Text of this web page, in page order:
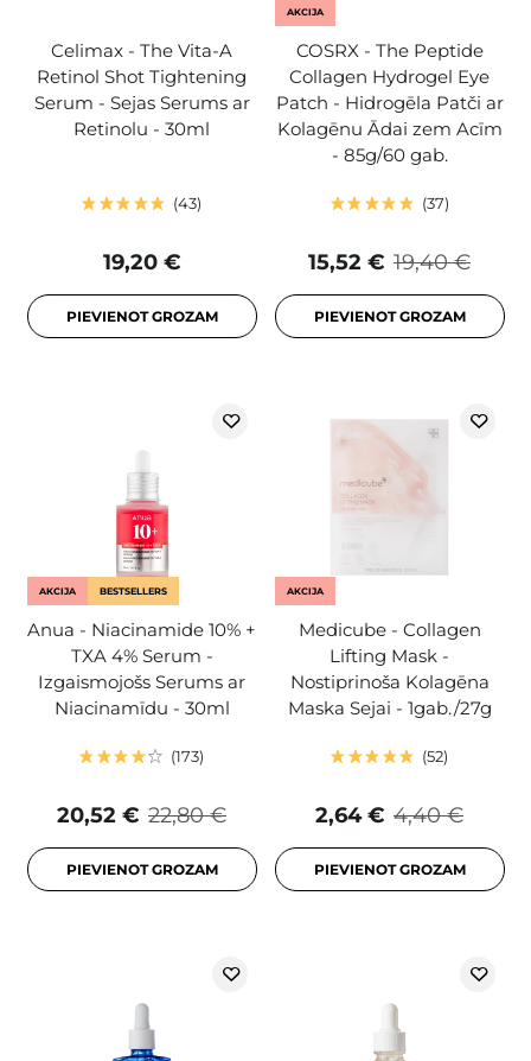
Celimax - The Vita-A
Retinol Shot Tightening
Serum - Sejas Serums ar
Retinolu - 30ml
43
19,20 €
PIEVIENOT GROZAM
AKCIJA
COSRX - The Peptide
Collagen Hydrogel Eye
Patch - Hidrogēla Patči ar
Kolagēnu Ādai zem Acīm
- 85g/60 gab.
37
19,40 €
15,52 €
PIEVIENOT GROZAM
AKCIJA BESTSELLERS
Anua - Niacinamide 10% +
TXA 4% Serum -
Izgaismojošs Serums ar
Niacinamīdu - 30ml
173
22,80 €
20,52 €
PIEVIENOT GROZAM
AKCIJA
Medicube - Collagen
Lifting Mask -
Nostiprinoša Kolagēna
Maska Sejai - 1gab./27g
52
4,40 €
2,64 €
PIEVIENOT GROZAM